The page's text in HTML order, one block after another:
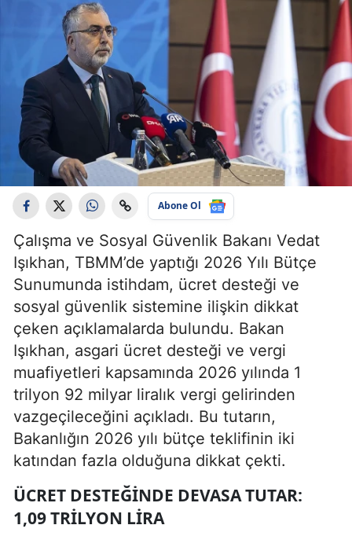
Abone Ol
Çalışma ve Sosyal Güvenlik Bakanı Vedat
Işıkhan, TBMM’de yaptığı 2026 Yılı Bütçe
Sunumunda istihdam, ücret desteği ve
sosyal güvenlik sistemine ilişkin dikkat
çeken açıklamalarda bulundu. Bakan
Işıkhan, asgari ücret desteği ve vergi
muafiyetleri kapsamında 2026 yılında 1
trilyon 92 milyar liralık vergi gelirinden
vazgeçileceğini açıkladı. Bu tutarın,
Bakanlığın 2026 yılı bütçe teklifinin iki
katından fazla olduğuna dikkat çekti.
ÜCRET DESTEĞINDE DEVASA TUTAR:
1,09 TRILYON LIRA